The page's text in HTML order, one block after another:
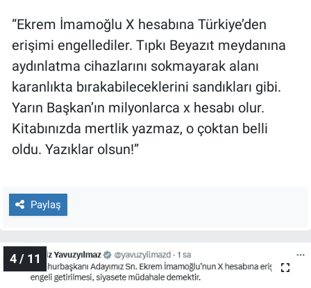
“Ekrem İmamoğlu X hesabına Türkiye’den
erişimi engellediler. Tıpkı Beyazıt meydanına
aydınlatma cihazlarını sokmayarak alanı
karanlıkta bırakabileceklerini sandıkları gibi.
Yarın Başkan’ın milyonlarca x hesabı olur.
Kitabınızda mertlik yazmaz, o çoktan belli
oldu. Yazıklar olsun!”
Paylaş
4 / 11